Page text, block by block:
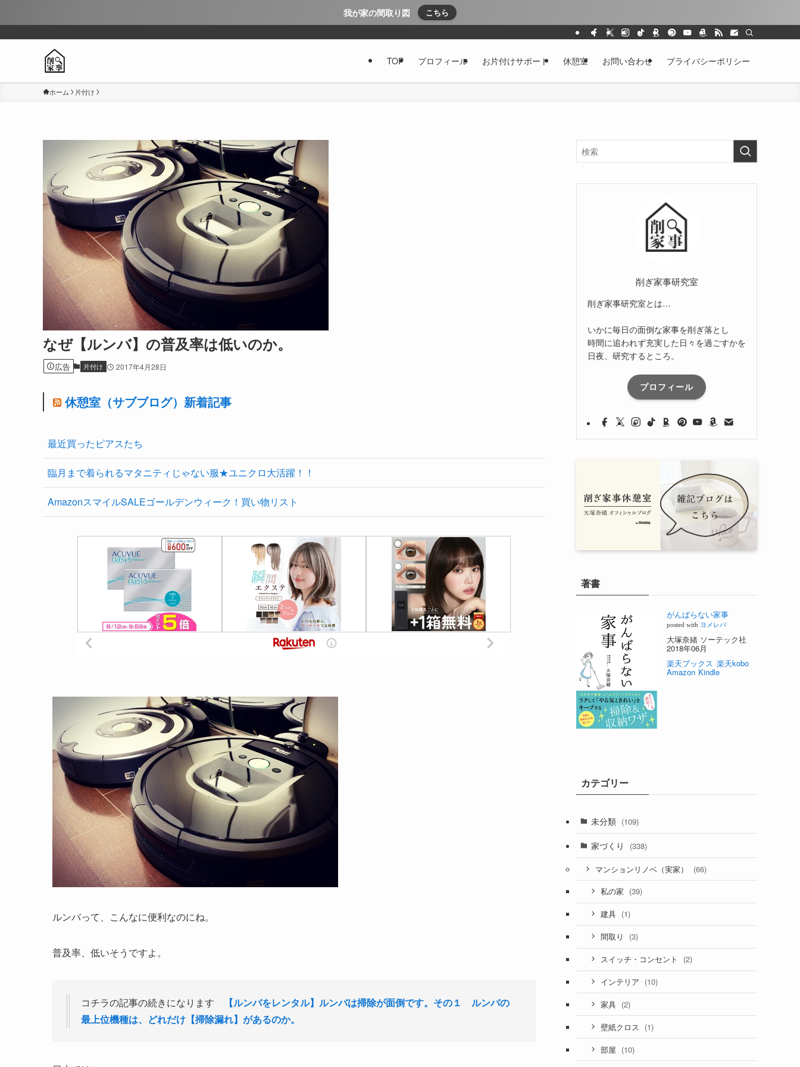
我が家の間取り図 こちら
TOP プロフィール お片付けサポート 休憩室 お問い合わせ プライバシーポリシー
ホーム 片付け
なぜ【ルンバ】の普及率は低いのか。
広告 片付け 2017年4月28日
休憩室（サブブログ）新着記事
最近買ったピアスたち
臨月まで着られるマタニティじゃない服★ユニクロ大活躍！！
AmazonスマイルSALEゴールデンウィーク！買い物リスト
ルンバって、こんなに便利なのにね。
普及率、低いそうですよ。
コチラの記事の続きになります 【ルンバをレンタル】ルンバは掃除が面倒です。その１
ルンバの
最上位機種は、どれだけ【掃除漏れ】があるのか。
削ぎ家事研究室
削ぎ家事研究室とは…
いかに毎日の面倒な家事を削ぎ落とし
時間に追われず充実した日々を過ごすかを
日夜、研究するところ。
プロフィール
著書
がんばらない家事
posted with ヨメレバ
大塚奈緒 ソーテック社
2018年06月
楽天ブックス 楽天kobo
Amazon Kindle
カテゴリー
未分類 (109)
家づくり (338)
マンションリノベ（実家） (66)
私の家 (39)
建具 (1)
間取り (3)
スイッチ・コンセント (2)
インテリア (10)
家具 (2)
壁紙クロス (1)
部屋 (10)